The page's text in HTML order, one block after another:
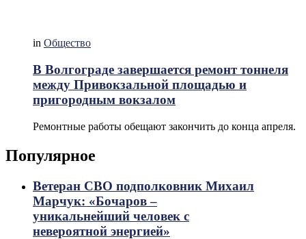
in Общество
В Волгограде завершается ремонт тоннеля
между Привокзальной площадью и
пригородным вокзалом
Ремонтные работы обещают закончить до конца апреля.
Популярное
Ветеран СВО подполковник Михаил
Марчук: «Бочаров –
уникальнейший человек с
невероятной энергией»